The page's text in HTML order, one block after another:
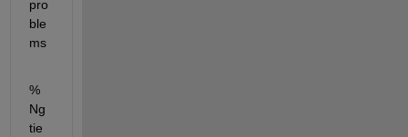
pro
ble
ms
%
Ng
tie